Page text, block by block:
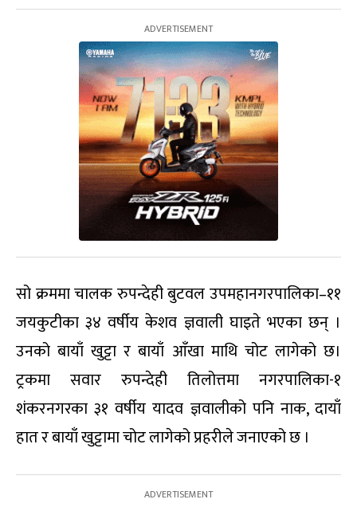
सो क्रममा चालक रुपन्देही बुटवल उपमहानगरपालिका–११
जयकुटीका ३४ वर्षीय केशव ज्ञवाली घाइते भएका छन् ।
उनको बायाँ खुट्टा र बायाँ आँखा माथि चोट लागेको छ।
ट्रकमा सवार रुपन्देही तिलोत्तमा नगरपालिका-१
शंकरनगरका ३१ वर्षीय यादव ज्ञवालीको पनि नाक, दायाँ
हात र बायाँ खुट्टामा चोट लागेको प्रहरीले जनाएको छ ।